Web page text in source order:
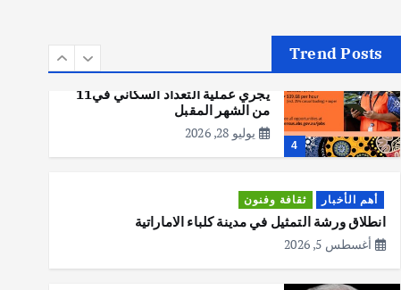
Trend Posts
4
مكتب الإحصاءات الأسترالي (ABS)
يجري عملية التعداد السكاني في11
من الشهر المقبل
يوليو 28, 2026
أهم الأخبار ثقافة وفنون
انطلاق ورشة التمثيل في مدينة كلباء الاماراتية
أغسطس 5, 2026